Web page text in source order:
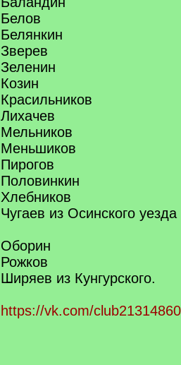
Белов
Белянкин
Зверев
Зеленин
Козин
Красильников
Лихачев
Мельников
Меньшиков
Пирогов
Половинкин
Хлебников
Чугаев из Осинского уезда
Оборин
Рожков
Ширяев из Кунгурского.
https://vk.com/